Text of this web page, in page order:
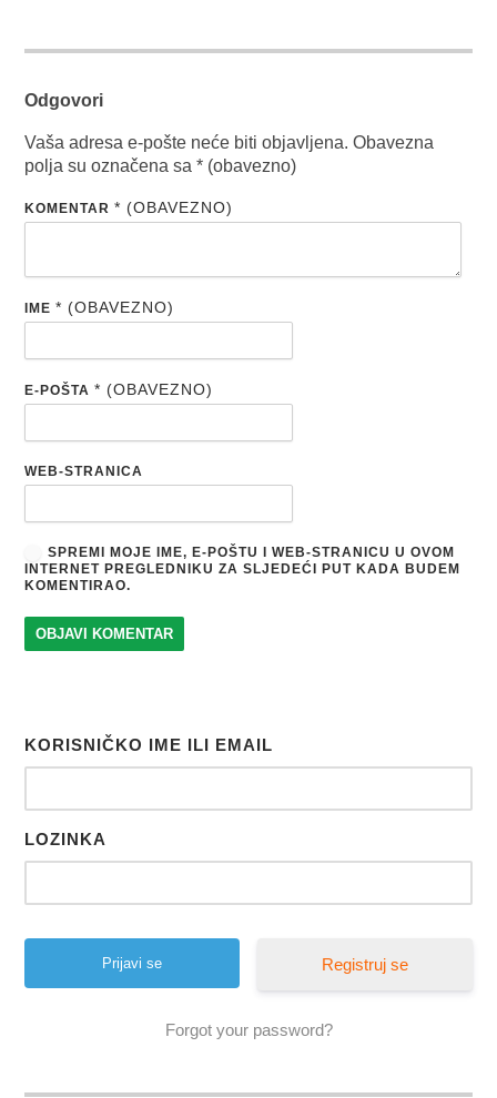
Odgovori
Vaša adresa e-pošte neće biti objavljena. Obavezna
polja su označena sa* (obavezno)
KOMENTAR* (OBAVEZNO)
IME* (OBAVEZNO)
E-POŠTA* (OBAVEZNO)
WEB-STRANICA
SPREMI MOJE IME, E-POŠTU I WEB-STRANICU U OVOM
INTERNET PREGLEDNIKU ZA SLJEDEĆI PUT KADA BUDEM
KOMENTIRAO.
KORISNIČKO IME ILI EMAIL
LOZINKA
Registruj se
Forgot your password?